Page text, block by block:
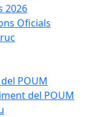
2026
Oficials
POUM
del POUM